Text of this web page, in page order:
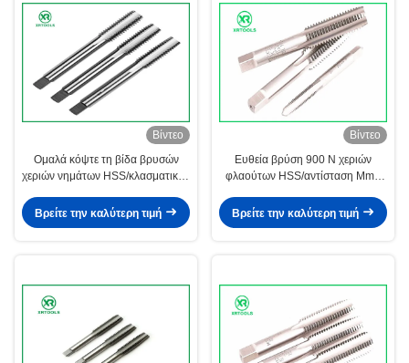
Βίντεο
Ομαλά κόψτε τη βίδα βρυσών
χεριών νημάτων HSS/κλασματικός
Βρείτε την καλύτερη τιμή
Βίντεο
Ευθεία βρύση 900 Ν χεριών
φλαούτων HSS/αντίσταση Mm2
Βρείτε την καλύτερη τιμή